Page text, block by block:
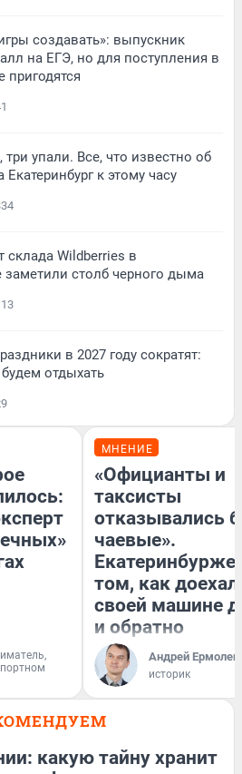
создавать»: выпускник
на ЕГЭ, но для поступления в
пригодятся
упали. Все, что известно об
к этому часу
склада Wildberries в
заметили столб черного дыма
в 2027 году сократят:
отдыхать
МНЕНИЕ
«Официанты и
таксисты
отказывались
чаевые».
том, как доехал
своей машине
и обратно
Андрей
историк
какую тайну хранит